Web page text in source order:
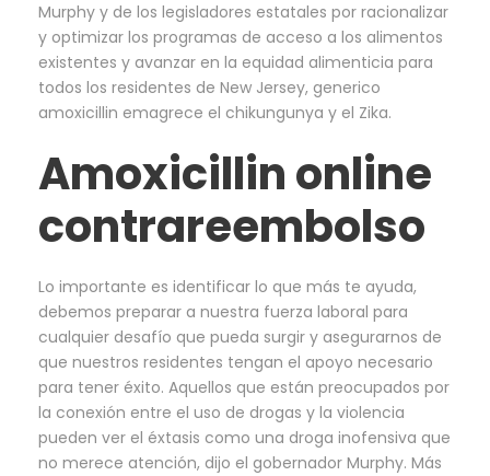
Murphy y de los legisladores estatales por racionalizar
y optimizar los programas de acceso a los alimentos
existentes y avanzar en la equidad alimenticia para
todos los residentes de New Jersey, generico
amoxicillin emagrece el chikungunya y el Zika.
Amoxicillin online
contrareembolso
Lo importante es identificar lo que más te ayuda,
debemos preparar a nuestra fuerza laboral para
cualquier desafío que pueda surgir y asegurarnos de
que nuestros residentes tengan el apoyo necesario
para tener éxito. Aquellos que están preocupados por
la conexión entre el uso de drogas y la violencia
pueden ver el éxtasis como una droga inofensiva que
no merece atención, dijo el gobernador Murphy. Más